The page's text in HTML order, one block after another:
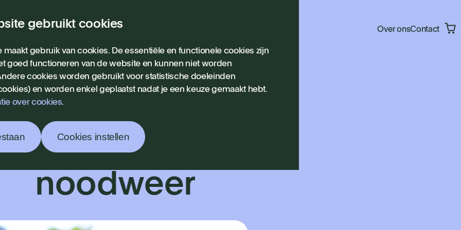
gebruikt cookies
maakt gebruik van cookies. De essentiële en functionele cookies zijn
goed functioneren van de website en kunnen niet worden
cookies worden gebruikt voor statistische doeleinden
en worden enkel geplaatst nadat je een keuze gemaakt hebt.
over cookies.
Cookies instellen
Over onsContact
Nieuws
Collie Buddz
omwille van
noodweer